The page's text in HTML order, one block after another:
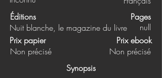
Éditions
Nuit blanche, le magazine du livre
Pages
null
Prix papier
Prix ebook
Non précisé
Non précisé
Synopsis